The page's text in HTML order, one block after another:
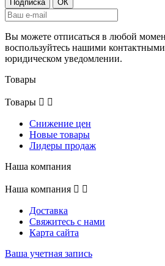
Вы можете отписаться в любой
воспользуйтесь нашими
юридическом уведомлении.
Товары
Товары  
Снижение цен
Новые товары
Лидеры продаж
Наша компания
Наша компания  
Доставка
Свяжитесь с нами
Карта сайта
Ваша учетная запись